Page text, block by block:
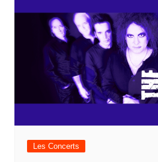
Les Concerts